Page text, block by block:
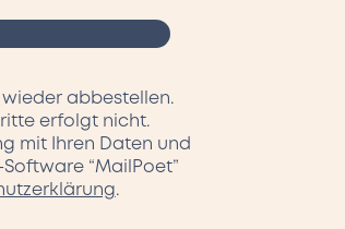
abbestellen.
erfolgt nicht.
mit Ihren Daten und
“MailPoet”
.